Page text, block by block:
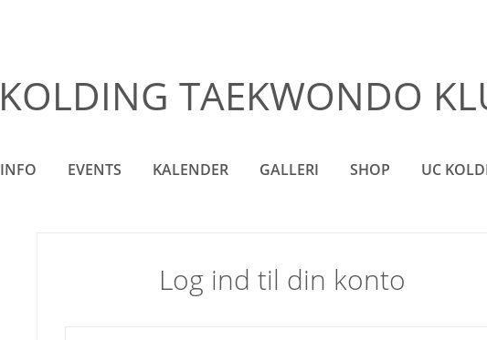
KOLDING TAEKWONDO
INFO EVENTS KALENDER GALLERI SHOP UC
Log ind til din konto